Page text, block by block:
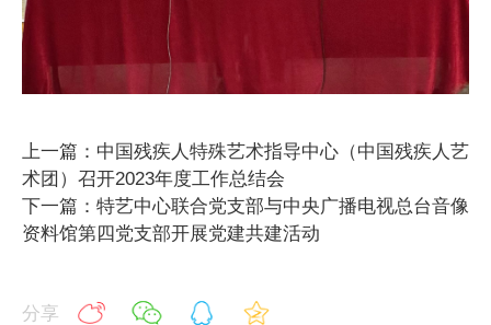
上一篇：中国残疾人特殊艺术指导中心（中国残疾人艺
术团）召开2023年度工作总结会
下一篇：特艺中心联合党支部与中央广播电视总台音像
资料馆第四党支部开展党建共建活动
分享